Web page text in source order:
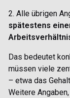
2. Alle übrigen
spätestens
Das bedeutet
müssen viele
– etwa das
Weitere